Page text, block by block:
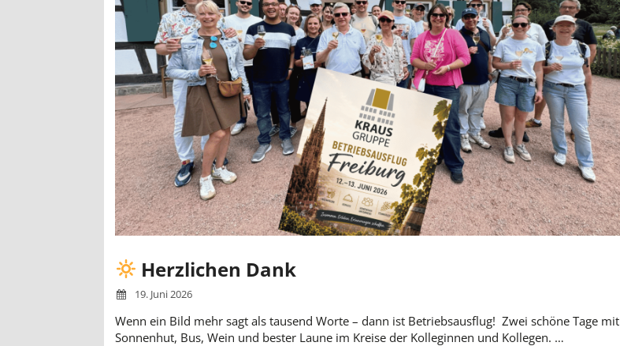
Herzlichen Dank
19. Juni 2026
Wenn ein Bild mehr sagt als tausend Worte – dann ist Betriebsausflug! Zwei schöne Tage mit
Sonnenhut, Bus, Wein und bester Laune im Kreise der Kolleginnen und Kollegen. …